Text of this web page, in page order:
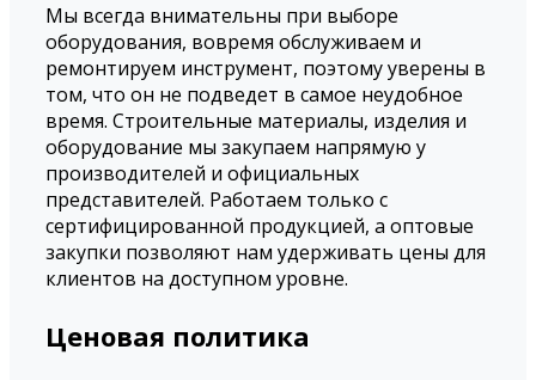
Мы всегда внимательны при выборе
оборудования, вовремя обслуживаем и
ремонтируем инструмент, поэтому уверены в
том, что он не подведет в самое неудобное
время. Строительные материалы, изделия и
оборудование мы закупаем напрямую у
производителей и официальных
представителей. Работаем только с
сертифицированной продукцией, а оптовые
закупки позволяют нам удерживать цены для
клиентов на доступном уровне.
Ценовая политика